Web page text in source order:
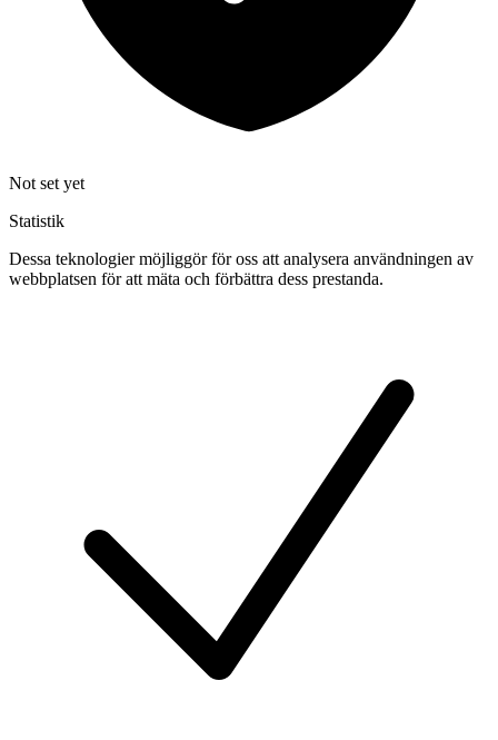
Not set yet
Statistik
Dessa teknologier möjliggör för oss att analysera användningen av
webbplatsen för att mäta och förbättra dess prestanda.